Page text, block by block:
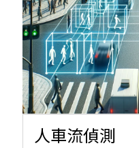
人車流偵測